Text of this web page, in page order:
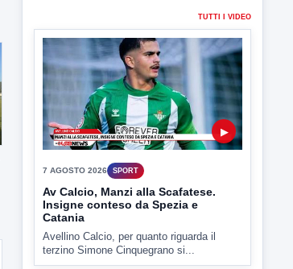
▶
7 AGOSTO 2026 SPORT
Av Calcio, Manzi alla Scafatese.
Insigne conteso da Spezia e
Avellino Calcio, per quanto riguarda il
terzino Simone Cinquegrano si...